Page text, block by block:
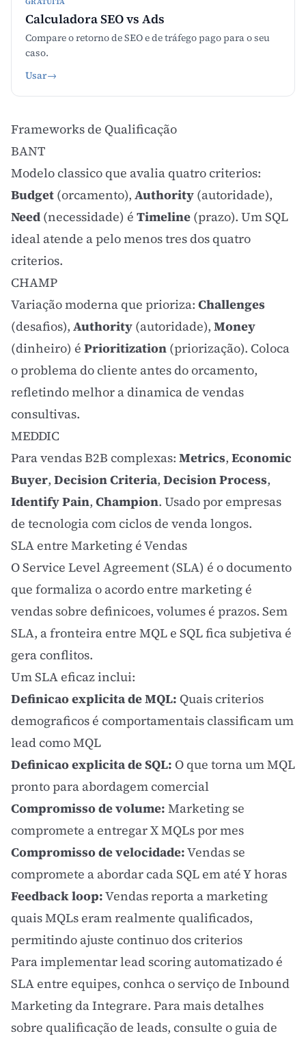
Calculadora SEO vs Ads
Compare o retorno de SEO e de tráfego pago para o seu
caso.
Usar→
Frameworks de Qualificação
BANT
Modelo classico que avalia quatro criterios:
Budget (orcamento), Authority (autoridade),
Need (necessidade) é Timeline (prazo). Um SQL
ideal atende a pelo menos tres dos quatro
criterios.
CHAMP
Variação moderna que prioriza: Challenges
(desafios), Authority (autoridade), Money
(dinheiro) é Prioritization (priorização). Coloca
o problema do cliente antes do orcamento,
refletindo melhor a dinamica de vendas
consultivas.
MEDDIC
Para vendas B2B complexas: Metrics, Economic
Buyer, Decision Criteria, Decision Process,
Identify Pain, Champion. Usado por empresas
de tecnologia com ciclos de venda longos.
SLA entre Marketing é Vendas
O Service Level Agreement (SLA) é o documento
que formaliza o acordo entre marketing é
vendas sobre definicoes, volumes é prazos. Sem
SLA, a fronteira entre MQL e SQL fica subjetiva é
gera conflitos.
Um SLA eficaz inclui:
Definicao explicita de MQL: Quais criterios
demograficos é comportamentais classificam um
lead como MQL
Definicao explicita de SQL: O que torna um MQL
pronto para abordagem comercial
Compromisso de volume: Marketing se
compromete a entregar X MQLs por mes
Compromisso de velocidade:Vendas se
compromete a abordar cada SQL em até Y horas
Feedback loop:Vendas reporta a marketing
quais MQLs eram realmente qualificados,
permitindo ajuste continuo dos criterios
Para implementar lead scoring automatizado é
SLA entre equipes, conhca o serviço de Inbound
Marketing da Integrare. Para mais detalhes
sobre qualificação de leads, consulte o guia de